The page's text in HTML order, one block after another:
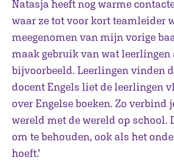
Natasja heeft nog warme
waar ze tot voor kort teamleider
meegenomen van mijn vorige
maak gebruik van wat leerlingen
bijvoorbeeld. Leerlingen vinden
docent Engels liet de leerlingen
over Engelse boeken. Zo verbind
wereld met de wereld op school.
om te behouden, ook als het
hoeft.’